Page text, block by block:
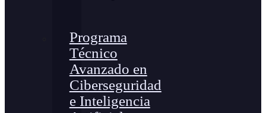
Programa
Técnico
Avanzado en
Ciberseguridad
e Inteligencia